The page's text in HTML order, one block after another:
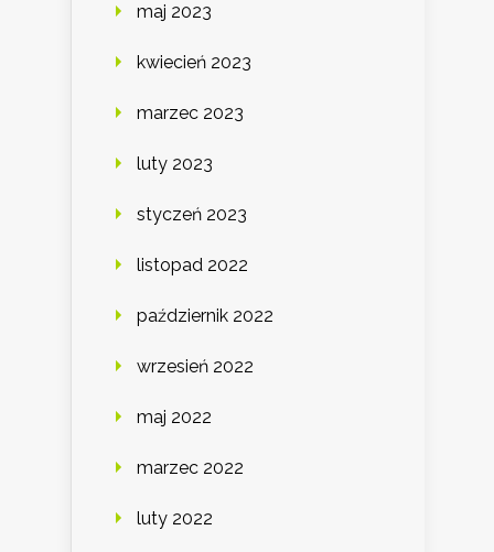
maj 2023
kwiecień 2023
marzec 2023
luty 2023
styczeń 2023
listopad 2022
październik 2022
wrzesień 2022
maj 2022
marzec 2022
luty 2022